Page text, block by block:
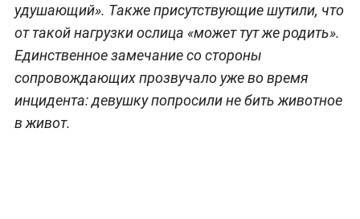
удушающий». Также присутствующие шутили, что
от такой нагрузки ослица «может тут же родить».
Единственное замечание со стороны
сопровождающих прозвучало уже во время
инцидента: девушку попросили не бить животное
в живот.